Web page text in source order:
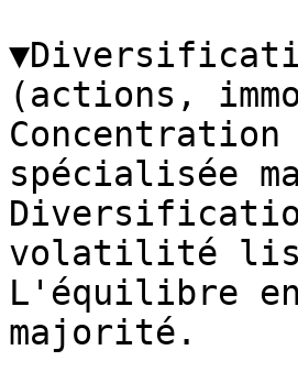
(actions,
spécialisée
volatilité
L'équilibre
majorité.